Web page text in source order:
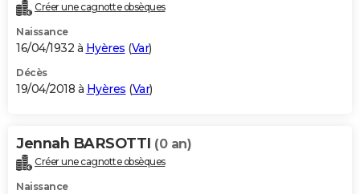
Créer une cagnotte obsèques
Naissance
16/04/1932 à Hyères (Var)
Décès
19/04/2018 à Hyères (Var)
Jennah BARSOTTI (0 an)
Créer une cagnotte obsèques
Naissance